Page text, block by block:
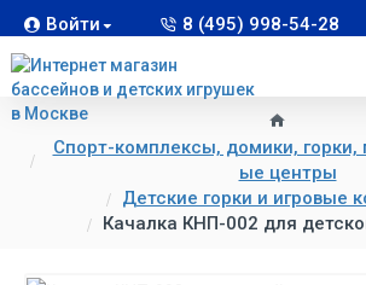
Войти 8 (495) 998-54-28
Спорт-комплексы, домики, горки,
ые центры
Детские горки и игровые
Качалка КНП-002 для